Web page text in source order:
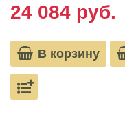
24 084 руб.
В корзину